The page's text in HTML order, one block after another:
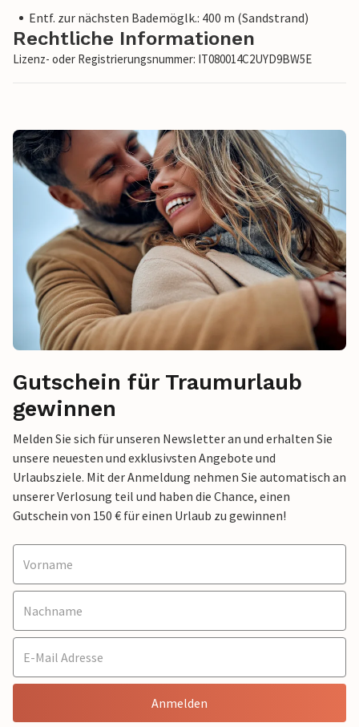
Entf. zur nächsten Bademöglk.: 400 m (Sandstrand)
Rechtliche Informationen
Lizenz- oder Registrierungsnummer: IT080014C2UYD9BW5E
Gutschein für Traumurlaub
gewinnen
Melden Sie sich für unseren Newsletter an und erhalten Sie
unsere neuesten und exklusivsten Angebote und
Urlaubsziele. Mit der Anmeldung nehmen Sie automatisch an
unserer Verlosung teil und haben die Chance, einen
Gutschein von 150 € für einen Urlaub zu gewinnen!
Anmelden